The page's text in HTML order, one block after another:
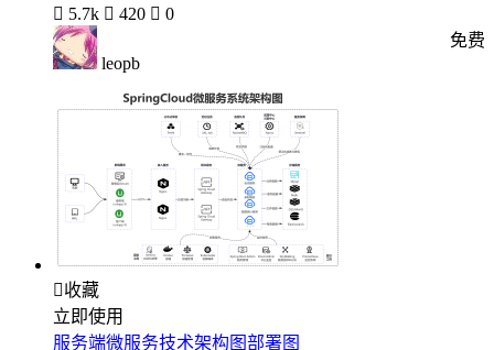
 5.7k  420  0
leopb
免费
收藏
立即使用
服务端微服务技术架构图部署图